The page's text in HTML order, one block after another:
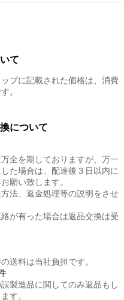
て
プに記載された価格は、消費
。
について
全を期しておりますが、万一
た場合は、配達後３日以内に
願い致します。
法、返金処理等の説明をさせ
が有った場合は返品交換は受
送料は当社負担です。
製造品に関してのみ返品もし
す。